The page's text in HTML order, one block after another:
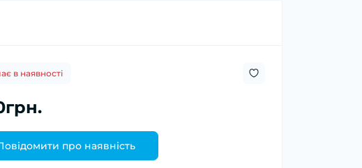
в наявності
про наявність